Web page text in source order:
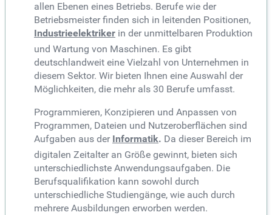
allen Ebenen eines Betriebs. Berufe wie der
Betriebsmeister finden sich in leitenden Positionen,
Industrieelektriker in der unmittelbaren Produktion
und Wartung von Maschinen. Es gibt
deutschlandweit eine Vielzahl von Unternehmen in
diesem Sektor. Wir bieten Ihnen eine Auswahl der
Möglichkeiten, die mehr als 30 Berufe umfasst.
Programmieren, Konzipieren und Anpassen von
Programmen, Dateien und Nutzeroberflächen sind
Aufgaben aus der Informatik. Da dieser Bereich im
digitalen Zeitalter an Größe gewinnt, bieten sich
unterschiedlichste Anwendungsaufgaben. Die
Berufsqualifikation kann sowohl durch
unterschiedliche Studiengänge, wie auch durch
mehrere Ausbildungen erworben werden.